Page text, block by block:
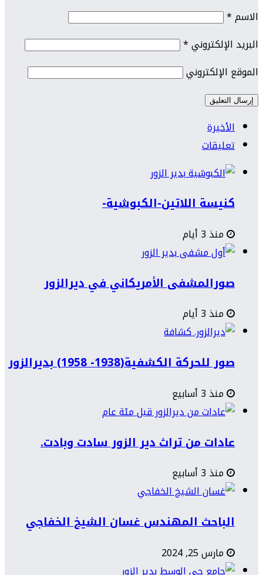
الاسم*
البريد الإلكتروني*
الموقع الإلكتروني
الأخيرة
تعليقات
كنيسة اللاتين-الكبوشية-
منذ 3 أيام
صورالمشفى الأمريكاني في ديرالزور
منذ 3 أيام
صور للحركة الكشفية(1938- 1958) بديرالزور
منذ 3 أسابيع
عادات من تراث دير الزور سادت وبادت.
منذ 3 أسابيع
الباحث المهندس غسان الشيخ الخفاجي
مارس 25, 2024